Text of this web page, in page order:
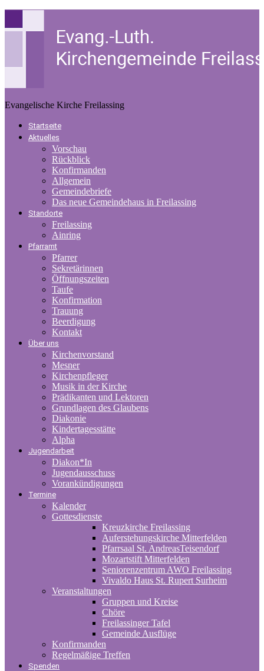
Evangelische Kirche Freilassing
Startseite
Aktuelles
Vorschau
Rückblick
Konfirmanden
Allgemein
Gemeindebriefe
Das neue Gemeindehaus in Freilassing
Standorte
Freilassing
Ainring
Pfarramt
Pfarrer
Sekretärinnen
Öffnungszeiten
Taufe
Konfirmation
Trauung
Beerdigung
Kontakt
Über uns
Kirchenvorstand
Mesner
Kirchenpfleger
Musik in der Kirche
Prädikanten und Lektoren
Grundlagen des Glaubens
Diakonie
Kindertagesstätte
Alpha
Jugendarbeit
Diakon*In
Jugendausschuss
Vorankündigungen
Termine
Kalender
Gottesdienste
Kreuzkirche Freilassing
Auferstehungskirche Mitterfelden
Pfarrsaal St. AndreasTeisendorf
Mozartstift Mitterfelden
Seniorenzentrum AWO Freilassing
Vivaldo Haus St. Rupert Surheim
Veranstaltungen
Gruppen und Kreise
Chöre
Freilassinger Tafel
Gemeinde Ausflüge
Konfirmanden
Regelmäßige Treffen
Spenden